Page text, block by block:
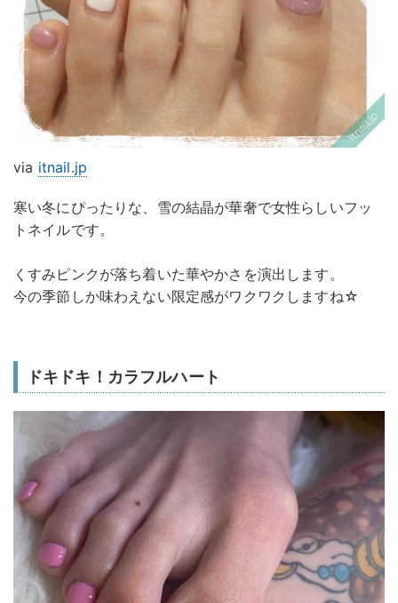
via itnail.jp
寒い冬にぴったりな、雪の結晶が華奢で女性らしいフッ
トネイルです。
くすみピンクが落ち着いた華やかさを演出します。
今の季節しか味わえない限定感がワクワクしますね☆
ドキドキ！カラフルハート